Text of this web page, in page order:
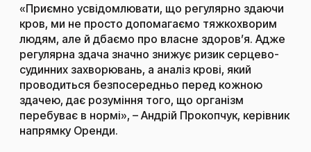
«Приємно усвідомлювати, що регулярно здаючи
кров, ми не просто допомагаємо тяжкохворим
людям, але й дбаємо про власне здоров’я. Адже
регулярна здача значно знижує ризик серцево-
судинних захворювань, а аналіз крові, який
проводиться безпосередньо перед кожною
здачею, дає розуміння того, що організм
перебуває в нормі», – Андрій Прокопчук, керівник
напрямку Оренди.